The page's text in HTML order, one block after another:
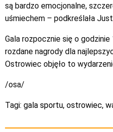
są bardzo emocjonalne,
uśmiechem – podkreślała
Gala rozpocznie się o
rozdane nagrody dla
Ostrowiec objęło to
/osa/
Tagi: gala sportu, ostrowiec,